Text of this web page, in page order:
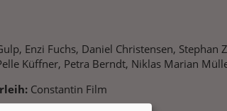
Enzi Fuchs, Daniel Christensen,
Küffner, Petra Berndt, Niklas Marian
Constantin Film